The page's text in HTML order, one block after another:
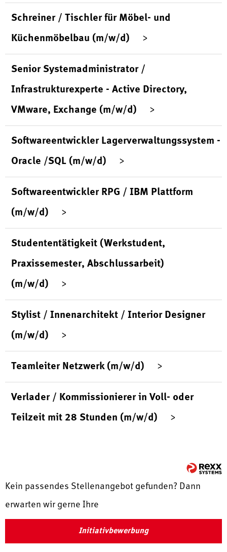
Schreiner / Tischler für Möbel- und
Küchenmöbelbau (m/w/d)
Senior Systemadministrator /
Infrastrukturexperte - Active Directory,
VMware, Exchange (m/w/d)
Softwareentwickler Lagerverwaltungssystem -
Oracle /SQL (m/w/d)
Softwareentwickler RPG / IBM Plattform
(m/w/d)
Studententätigkeit (Werkstudent,
Praxissemester, Abschlussarbeit)
(m/w/d)
Stylist / Innenarchitekt / Interior Designer
(m/w/d)
Teamleiter Netzwerk (m/w/d)
Verlader / Kommissionierer in Voll- oder
Teilzeit mit 28 Stunden (m/w/d)
Kein passendes Stellenangebot gefunden? Dann
erwarten wir gerne Ihre
Initiativbewerbung